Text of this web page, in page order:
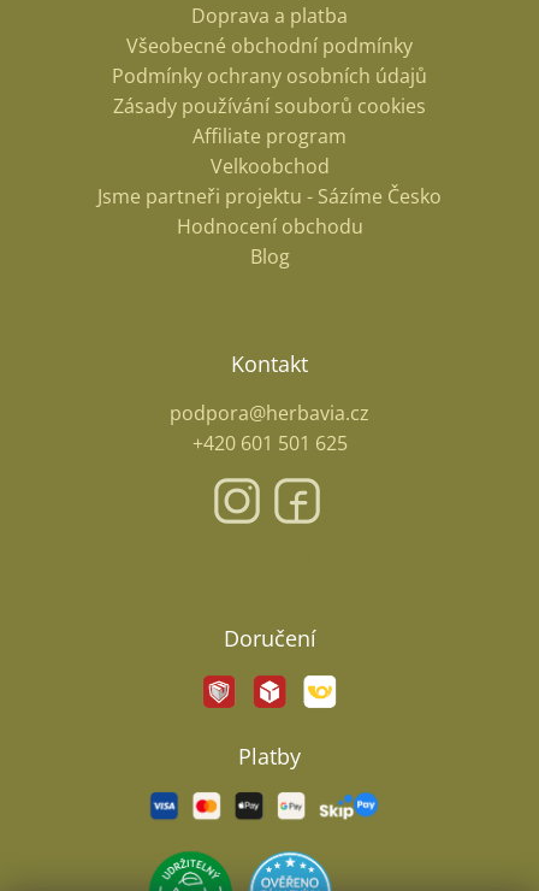
Doprava a platba
Všeobecné obchodní podmínky
Podmínky ochrany osobních údajů
Zásady používání souborů cookies
Affiliate program
Velkoobchod
Jsme partneři projektu - Sázíme Česko
Hodnocení obchodu
Blog
Kontakt
podpora@herbavia.cz
+420 601 501 625
Doručení
Platby